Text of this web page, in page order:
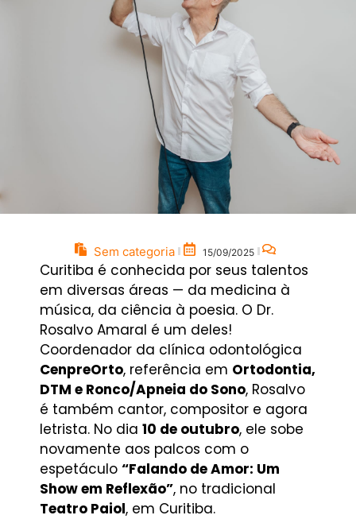
Sem categoria 15/09/2025
Curitiba é conhecida por seus talentos
em diversas áreas — da medicina à
música, da ciência à poesia. O Dr.
Rosalvo Amaral é um deles!
Coordenador da clínica odontológica
CenpreOrto, referência em Ortodontia,
DTM e Ronco/Apneia do Sono, Rosalvo
é também cantor, compositor e agora
letrista. No dia 10 de outubro, ele sobe
novamente aos palcos com o
espetáculo “Falando de Amor: Um
Show em Reflexão”, no tradicional
Teatro Paiol, em Curitiba.